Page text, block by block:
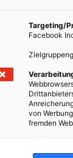
Targeting/
Facebook
von
fremden